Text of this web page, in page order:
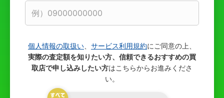
個人情報の取扱い サービス利用規約にご同意の上、
実際の査定額を知りたい方、信頼できるおすすめの買
取店で申し込みしたい方はこちらからお進みくださ
い。